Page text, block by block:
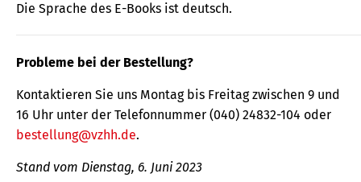
Die Sprache des E-Books ist deutsch.
Probleme bei der Bestellung?
Kontaktieren Sie uns Montag bis Freitag zwischen 9 und
16 Uhr unter der Telefonnummer (040) 24832-104 oder
bestellung@vzhh.de.
Stand vom Dienstag, 6. Juni 2023